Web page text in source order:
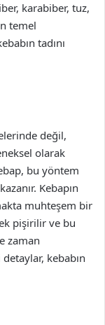
karabiber, tuz,
temel
tadını
değil,
olarak
bu yöntem
Kebapın
muhteşem bir
pişirilir ve bu
zaman
kebabın